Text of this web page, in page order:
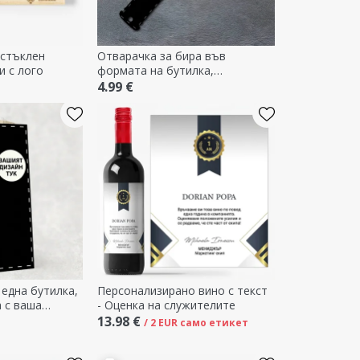
с лого
Отварачка за бира във
формата на бутилка,
персонализирана с ваш
4.99 €
бутилка,
с ваша
Персонализирано вино с текст
- Оценка на служителите
13.98 €/ 2 EUR само етикет